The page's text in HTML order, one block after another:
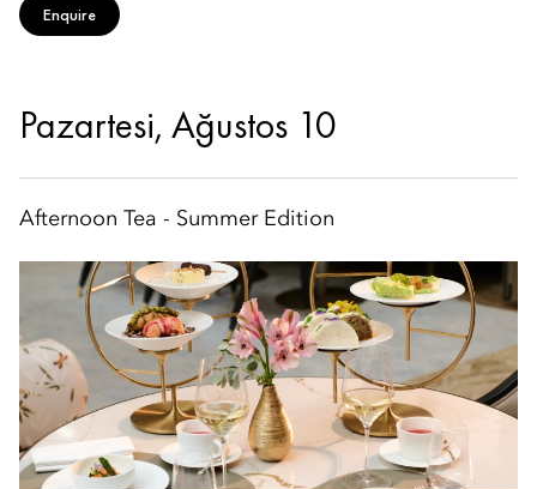
Enquire
Pazartesi, Ağustos 10
Afternoon Tea - Summer Edition